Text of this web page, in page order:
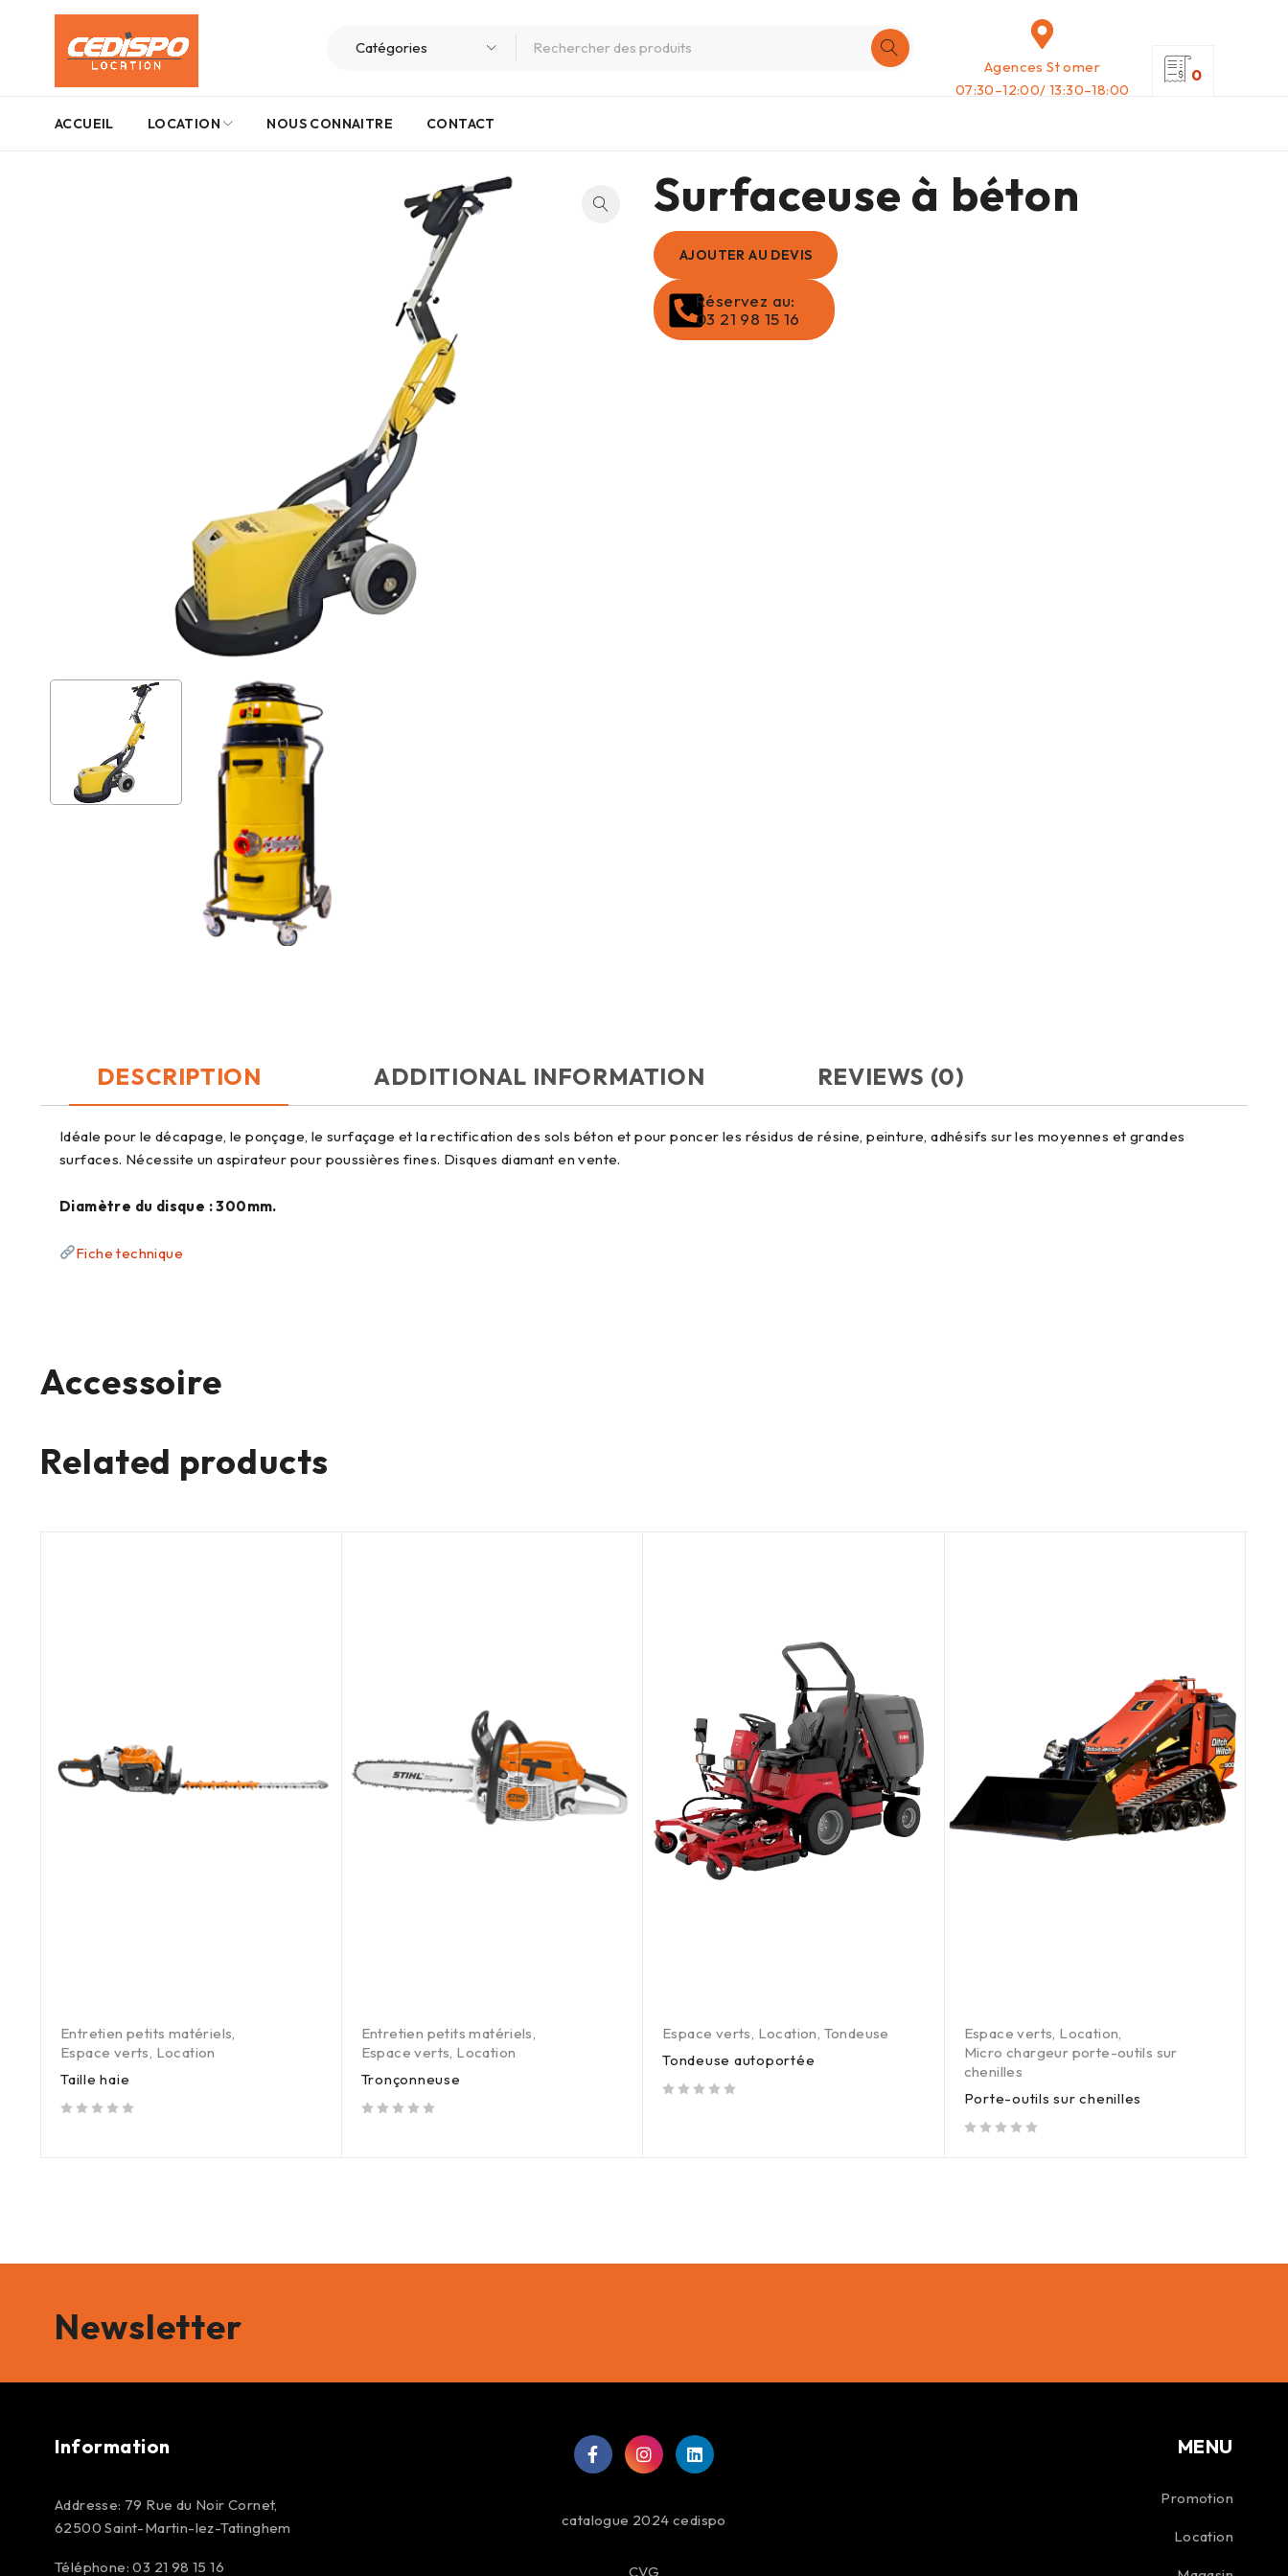
Agences St omer
07:30–12:00/ 13:30–18:00
0
ACCUEIL LOCATION NOUS CONNAITRE CONTACT
Surfaceuse à béton
AJOUTER AU DEVIS
Réservez au:
03 21 98 15 16
DESCRIPTION ADDITIONAL INFORMATION REVIEWS (0)
Idéale pour le décapage, le ponçage, le surfaçage et la rectification des sols béton et pour poncer les résidus de résine, peinture, adhésifs sur les moyennes et grandes
surfaces. Nécessite un aspirateur pour poussières fines. Disques diamant en vente.
Diamètre du disque : 300mm.
Fiche technique
Accessoire
Related products
Entretien petits matériels
Espace verts Location
Taille haie
Entretien petits matériels
Espace verts Location
Tronçonneuse
Espace verts Location Tondeuse
Tondeuse autoportée
Espace verts Location
Micro chargeur porte-outils sur
chenilles
Porte-outils sur chenilles
Newsletter
Information
Addresse: 79 Rue du Noir Cornet,
62500 Saint-Martin-lez-Tatinghem
Téléphone: 03 21 98 15 16
catalogue 2024 cedispo
CVG
MENU
Promotion
Location